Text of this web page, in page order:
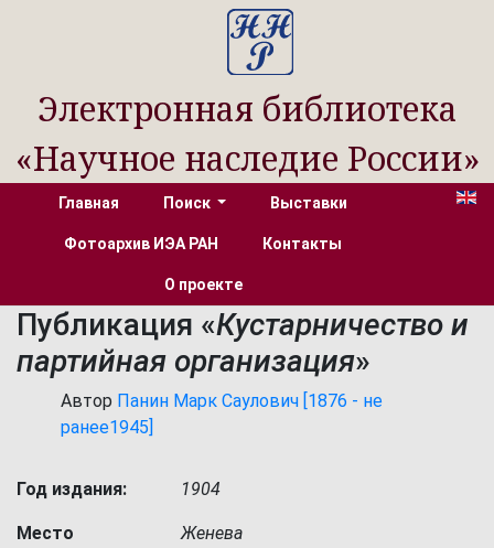
Электронная библиотека
«Научное наследие России»
Главная Поиск Выставки
Фотоархив ИЭА РАН Контакты
О проекте
Публикация «Кустарничество и
партийная организация»
Автор Панин Марк Саулович [1876 - не
ранее1945]
Год издания: 1904
Место
Женева